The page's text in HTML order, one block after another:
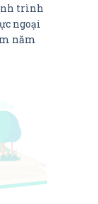
trình
ngoại
năm